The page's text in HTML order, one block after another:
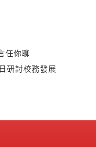
任你聊
研討校務發展